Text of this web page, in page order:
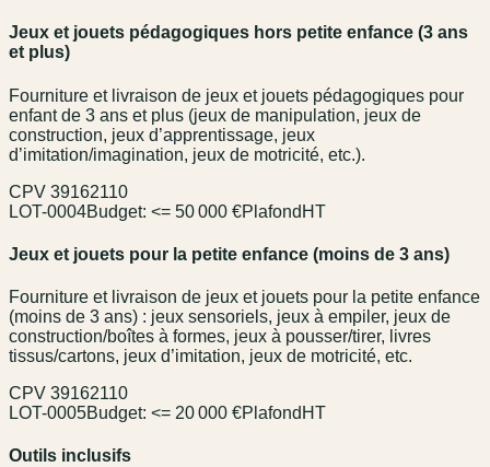
Jeux et jouets pédagogiques hors petite enfance (3 ans
et plus)
Fourniture et livraison de jeux et jouets pédagogiques pour
enfant de 3 ans et plus (jeux de manipulation, jeux de
construction, jeux d’apprentissage, jeux
d’imitation/imagination, jeux de motricité, etc.).
CPV 39162110
LOT-0004Budget: <= 50 000 €Plafond HT
Jeux et jouets pour la petite enfance (moins de 3 ans)
Fourniture et livraison de jeux et jouets pour la petite enfance
(moins de 3 ans) : jeux sensoriels, jeux à empiler, jeux de
construction/boîtes à formes, jeux à pousser/tirer, livres
tissus/cartons, jeux d’imitation, jeux de motricité, etc.
CPV 39162110
LOT-0005Budget: <= 20 000 €Plafond HT
Outils inclusifs